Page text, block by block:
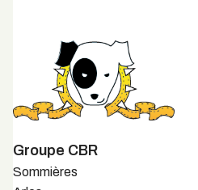
Groupe CBR
Sommières